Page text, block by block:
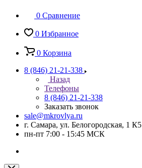
0 Сравнение
0 Избранное
0 Корзина
8 (846) 21-21-338
Назад
Телефоны
8 (846) 21-21-338
Заказать звонок
sale@mkrovlya.ru
г. Самара, ул. Белогородская, 1 К5
пн-пт 7:00 - 15:45 МСК